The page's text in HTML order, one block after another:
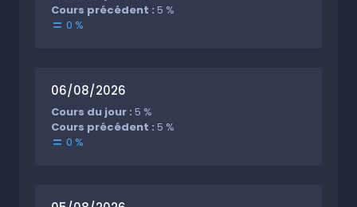
Cours précédent : 5 %
0 %
06/08/2026
Cours du jour : 5 %
Cours précédent : 5 %
0 %